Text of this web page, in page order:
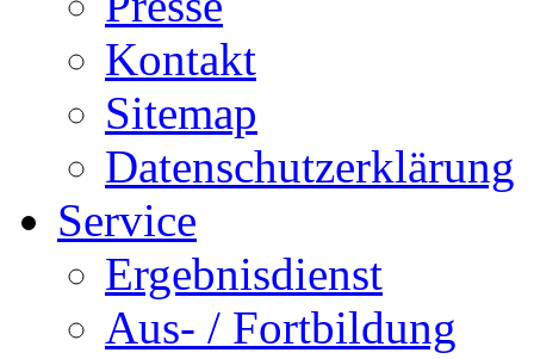
Kontakt
Sitemap
Datenschutzerklärung
Service
Ergebnisdienst
Aus- / Fortbildung